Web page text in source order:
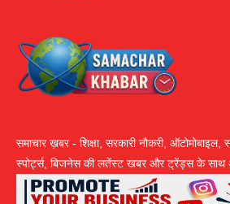
समाचार ख़बर - शिक्षा, सरकारी नौकरी, ऑटोमोबाइल,
स्पोर्ट्स, बिजनेस की लतेंस्ट खबर और ट्रेंड्स के साथ